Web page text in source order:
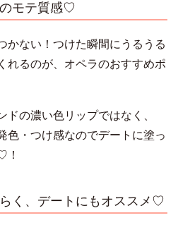
モテ質感♡
かない！つけた瞬間にうるうる
れるのが、オペラのおすすめポ
の濃い色リップではなく、
色・つけ感なのでデートに塗っ
！
く、デートにもオススメ♡